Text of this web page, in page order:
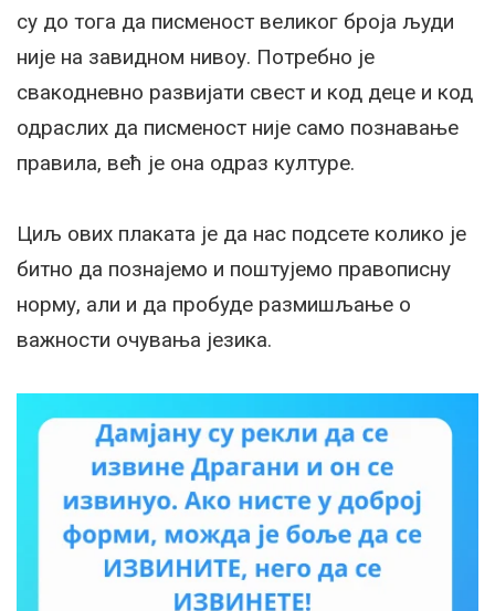
су до тога да писменост великог броја људи
није на завидном нивоу. Потребно је
свакодневно развијати свест и код деце и код
одраслих да писменост није само познавање
правила, већ је она одраз културе.
Циљ ових плаката је да нас подсете колико је
битно да познајемо и поштујемо правописну
норму, али и да пробуде размишљање о
важности очувања језика.